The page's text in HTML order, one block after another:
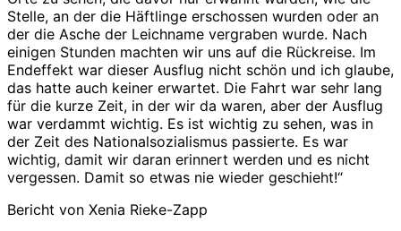
Stelle, an der die Häftlinge erschossen wurden oder an
der die Asche der Leichname vergraben wurde. Nach
einigen Stunden machten wir uns auf die Rückreise. Im
Endeffekt war dieser Ausflug nicht schön und ich glaube,
das hatte auch keiner erwartet. Die Fahrt war sehr lang
für die kurze Zeit, in der wir da waren, aber der Ausflug
war verdammt wichtig. Es ist wichtig zu sehen, was in
der Zeit des Nationalsozialismus passierte. Es war
wichtig, damit wir daran erinnert werden und es nicht
vergessen. Damit so etwas nie wieder geschieht!“
Bericht von Xenia Rieke-Zapp